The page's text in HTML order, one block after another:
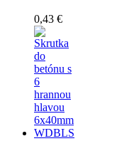
0,43 €